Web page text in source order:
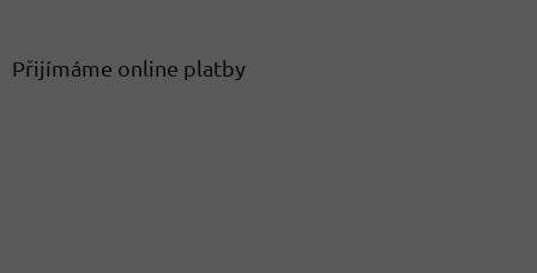
Přijímáme online platby